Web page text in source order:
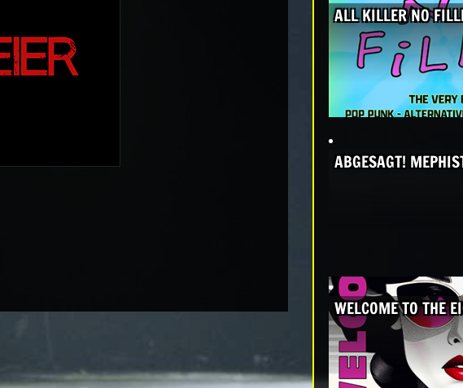
ALL KILLER NO
ABGESAGT!
WELCOME TO THE